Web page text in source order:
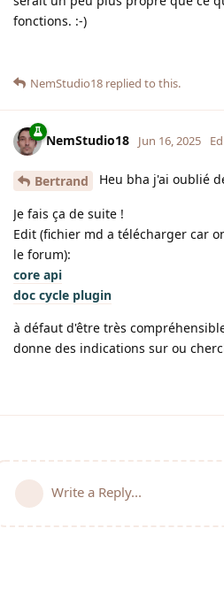
fonctions. :-)
NemStudio18 replied to this.
NemStudio18 Jun 16, 2025
Bertrand Heu bha j'ai oublié
Je fais ça de suite !
Edit (fichier md a télécharger car
le forum):
core api
doc cycle plugin
à défaut d'être très
donne des indications sur ou
Write a Reply...